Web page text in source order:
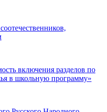
включения разделов по
в школьную программу»